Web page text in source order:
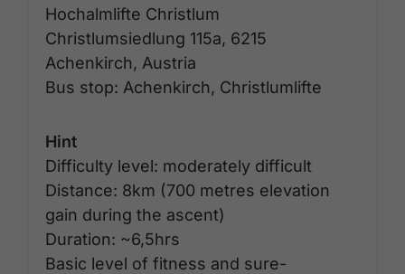
Hochalmlifte Christlum
Christlumsiedlung 115a, 6215
Achenkirch, Austria
Bus stop: Achenkirch, Christlumlifte
Hint
Difficulty level: moderately difficult
Distance: 8km (700 metres elevation
gain during the ascent)
Duration: ~6,5hrs
Basic level of fitness and sure-